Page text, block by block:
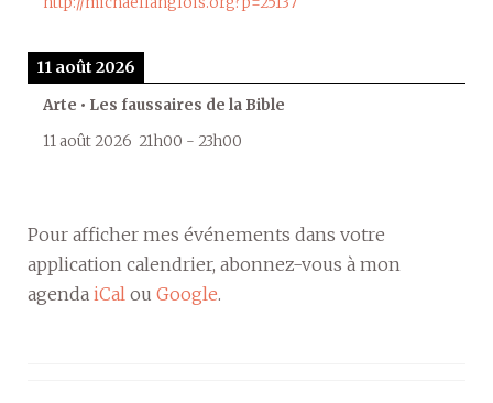
11 août 2026
Arte • Les faussaires de la Bible
11 août 2026 21h00 - 23h00
Pour afficher mes événements dans votre
application calendrier, abonnez-vous à mon
agenda iCal ou Google.